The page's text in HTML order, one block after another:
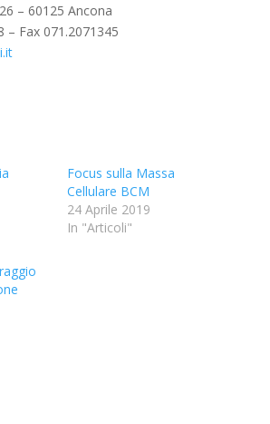
– 60125 Ancona
– Fax 071.2071345
Focus sulla Massa
Cellulare BCM
24 Aprile 2019
In "Articoli"